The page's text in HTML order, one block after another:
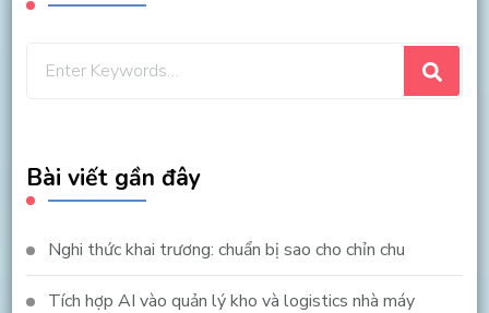
Bài viết gần đây
Nghi thức khai trương: chuẩn bị sao cho chỉn chu
Tích hợp AI vào quản lý kho và logistics nhà máy